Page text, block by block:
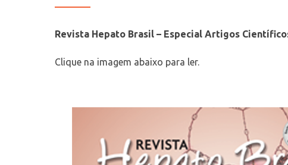
Revista Hepato Brasil – Especial Artigos
Clique na imagem abaixo para ler.